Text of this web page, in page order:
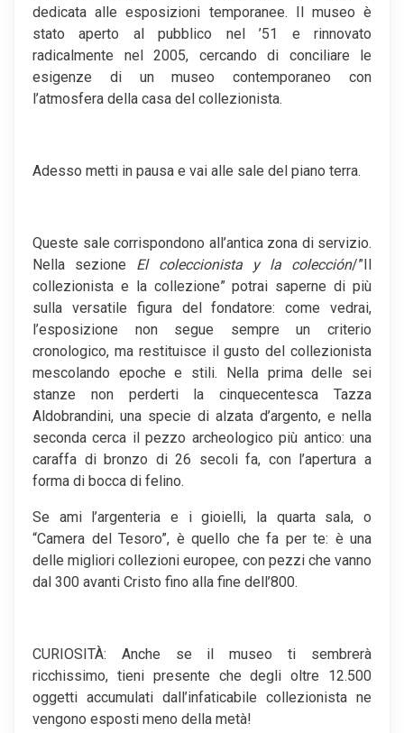
dedicata alle esposizioni temporanee. Il museo è
stato aperto al pubblico nel ’51 e rinnovato
radicalmente nel 2005, cercando di conciliare le
esigenze di un museo contemporaneo con
l’atmosfera della casa del collezionista.
Adesso metti in pausa e vai alle sale del piano terra.
Queste sale corrispondono all’antica zona di servizio.
Nella sezione El coleccionista y la colección/”Il
collezionista e la collezione” potrai saperne di più
sulla versatile figura del fondatore: come vedrai,
l’esposizione non segue sempre un criterio
cronologico, ma restituisce il gusto del collezionista
mescolando epoche e stili. Nella prima delle sei
stanze non perderti la cinquecentesca Tazza
Aldobrandini, una specie di alzata d’argento, e nella
seconda cerca il pezzo archeologico più antico: una
caraffa di bronzo di 26 secoli fa, con l’apertura a
forma di bocca di felino.
Se ami l’argenteria e i gioielli, la quarta sala, o
“Camera del Tesoro”, è quello che fa per te: è una
delle migliori collezioni europee, con pezzi che vanno
dal 300 avanti Cristo fino alla fine dell’800.
CURIOSITÀ: Anche se il museo ti sembrerà
ricchissimo, tieni presente che degli oltre 12.500
oggetti accumulati dall’infaticabile collezionista ne
vengono esposti meno della metà!